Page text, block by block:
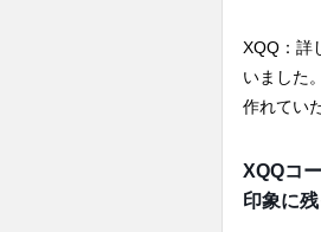
XQQ：詳
いました
作れてい
XQQコ
印象に